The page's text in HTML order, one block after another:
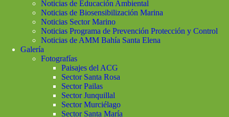
Noticias de Educación Ambiental
Noticias de Biosensibilización Marina
Noticias Sector Marino
Noticias Programa de Prevención Protección y Control
Noticias de AMM Bahía Santa Elena
Galería
Fotografías
Paisajes del ACG
Sector Santa Rosa
Sector Pailas
Sector Junquillal
Sector Murciélago
Sector Santa María